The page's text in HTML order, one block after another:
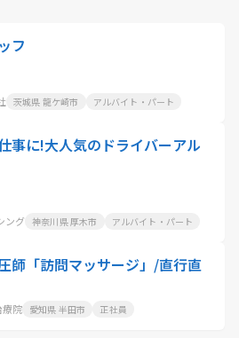
フ
茨城県 龍ケ崎市 アルバイト・パート
事に!大人気のドライバーアル
ング 神奈川県 厚木市 アルバイト・パート
師「訪問マッサージ」/直行直
療院 愛知県 半田市 正社員